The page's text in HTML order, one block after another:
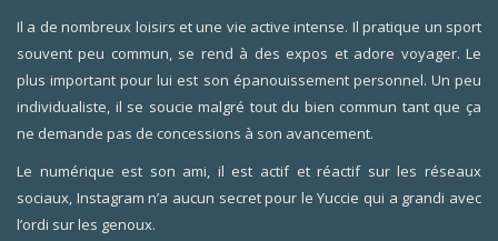
Il a de nombreux loisirs et une vie active intense. Il pratique un sport
souvent peu commun, se rend à des expos et adore voyager. Le
plus important pour lui est son épanouissement personnel. Un peu
individualiste, il se soucie malgré tout du bien commun tant que ça
ne demande pas de concessions à son avancement.
Le numérique est son ami, il est actif et réactif sur les réseaux
sociaux, Instagram n’a aucun secret pour le Yuccie qui a grandi avec
l’ordi sur les genoux.